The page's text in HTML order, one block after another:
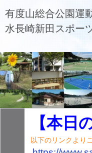
有度山総合公園
水長崎新田スポー
【本日
以下のリンクより